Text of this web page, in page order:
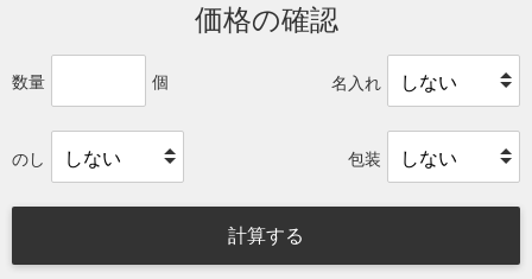
価格の確認
数量 個 名入れ
のし 包装
計算する